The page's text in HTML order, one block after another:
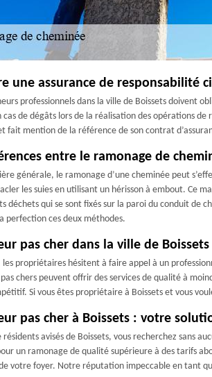
une assurance de responsabilité
professionnels dans la ville de Boissets doivent
cas de dégâts lors de la réalisation des opérations
fait mention de la référence de son contrat
entre le ramonage de
générale, le ramonage d’une cheminée peut
les suies en utilisant un hérisson à embout. Ce
déchets qui se sont fixés sur la paroi du conduit de
perfection ces deux méthodes.
pas cher dans la ville de Boissets
les propriétaires hésitent à faire appel à un
chers peuvent offrir des services de qualité à
Si vous êtes propriétaire à Boissets et vous
pas cher à Boissets : votre
résidents avisés de Boissets, vous recherchez sans
un ramonage de qualité supérieure à des tarifs
votre foyer. Notre réputation impeccable en tant